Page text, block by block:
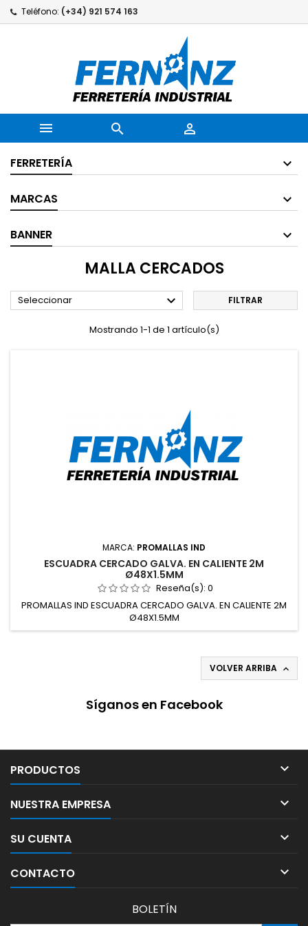
Teléfono: (+34) 921 574 163
  
FERRETERÍA
MARCAS
BANNER
MALLA CERCADOS
Seleccionar  FILTRAR
Mostrando 1-1 de 1 artículo(s)
MARCA: PROMALLAS IND
ESCUADRA CERCADO GALVA. EN CALIENTE 2M
Ø48X1.5MM
Reseña(s): 0
PROMALLAS IND ESCUADRA CERCADO GALVA. EN CALIENTE 2M
Ø48X1.5MM
VOLVER ARRIBA 
Síganos en Facebook
PRODUCTOS 
NUESTRA EMPRESA 
SU CUENTA 
CONTACTO 
BOLETÍN